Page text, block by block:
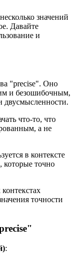
значений
Давайте
и
"precise". Оно
и безошибочным,
двусмысленности.
что-то, что
а не
в контексте
которые точно
точности
: